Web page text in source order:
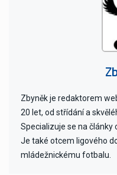
Zbyněk je redaktorem
20 let, od střídání a
Specializuje se na články
Je také otcem ligového
mládežnickému fotbalu.